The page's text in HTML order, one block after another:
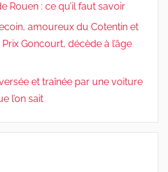
Rouen : ce qu’il faut savoir
amoureux du Cotentin et
Goncourt, décède à l’âge
et traînée par une voiture
l’on sait